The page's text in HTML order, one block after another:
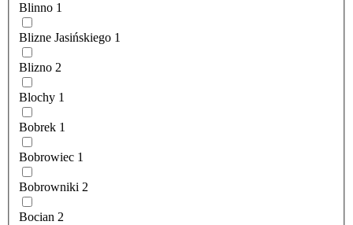
Blinno 1
Blizne Jasińskiego 1
Blizno 2
Blochy 1
Bobrek 1
Bobrowiec 1
Bobrowniki 2
Bocian 2